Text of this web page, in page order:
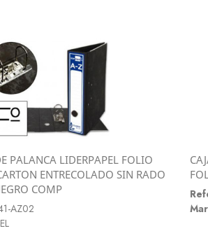
Vista rápida
PALANCA LIDERPAPEL FOLIO
ENTRECOLADO SIN RADO
COMP
AZ02